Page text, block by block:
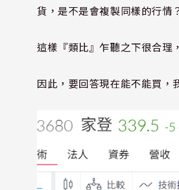
貨，是不是會複製同樣的行情
這樣『類比』乍聽之下很合理
因此，要回答現在能不能買，